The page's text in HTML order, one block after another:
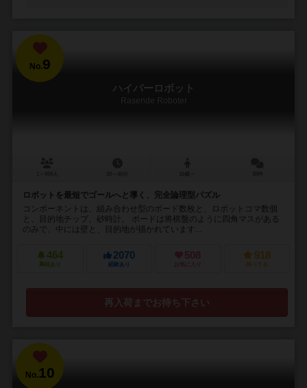
No.9
ハイパーロボット
Rasende Roboter
ロボットを最短でゴールへと導く、完全論理型パズル
コンポーネントは、組み合わせ型のボード数枚と、ロボットコマ数個
と、目的地チップ、砂時計。 ボードは将棋盤のように四角マスがある
のみで、中には壁と、目的地が描かれています...
464
興味あり
2070
経験あり
508
お気に入り
918
持ってる
再入荷までお待ち下さい
No. 10